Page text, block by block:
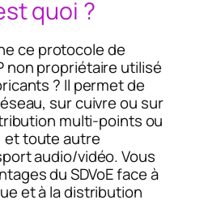
quoi ?
ce protocole de
non propriétaire utilisé
? Il permet de
sur cuivre ou sur
multi-points ou
et toute autre
audio/vidéo. Vous
du SDVoE face à
et à la distribution